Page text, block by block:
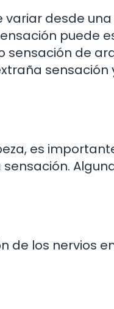
variar desde
puede
sensación de
sensación
es
de los nervios